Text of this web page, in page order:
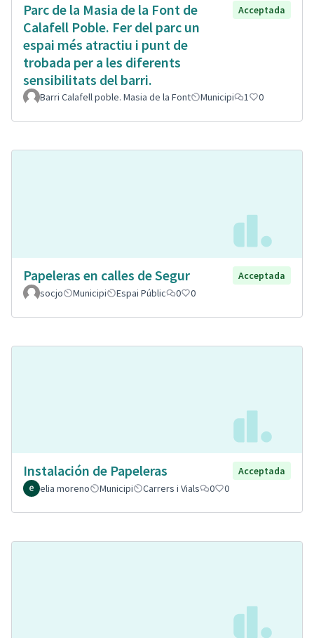
Parc de la Masia de la Font de
Calafell Poble. Fer del parc un
espai més atractiu i punt de
trobada per a les diferents
sensibilitats del barri.
Acceptada
Barri Calafell poble. Masia de la Font Municipi 1 0
Papeleras en calles de Segur
Acceptada
socjo
Municipi Espai Públic 0 0
Instalación de Papeleras
Acceptada
elia moreno
Municipi Carrers i Vials 0 0